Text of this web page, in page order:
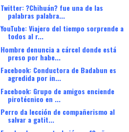
Twitter: ?Chihuán? fue una de las
palabras palabra...
YouTube: Viajero del tiempo sorprende a
todos al r...
Hombre denuncia a cárcel donde está
preso por habe...
Facebook: Conductora de Badabun es
agredida por in...
Facebook: Grupo de amigos enciende
pirotécnico en ...
Perro da lección de compañerismo al
salvar a gatit...